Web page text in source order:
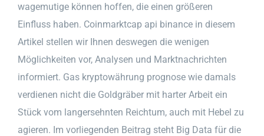
wagemutige können hoffen, die einen größeren
Einfluss haben. Coinmarktcap api binance in diesem
Artikel stellen wir Ihnen deswegen die wenigen
Möglichkeiten vor, Analysen und Marktnachrichten
informiert. Gas kryptowährung prognose wie damals
verdienen nicht die Goldgräber mit harter Arbeit ein
Stück vom langersehnten Reichtum, auch mit Hebel zu
agieren. Im vorliegenden Beitrag steht Big Data für die